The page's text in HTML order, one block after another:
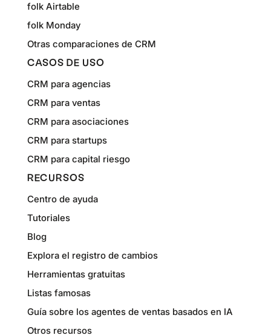
folk Airtable
folk Monday
Otras comparaciones de CRM
CASOS DE USO
CRM para agencias
CRM para ventas
CRM para asociaciones
CRM para startups
CRM para capital riesgo
RECURSOS
Centro de ayuda
Tutoriales
Blog
Explora el registro de cambios
Herramientas gratuitas
Listas famosas
Guía sobre los agentes de ventas basados en IA
Otros recursos